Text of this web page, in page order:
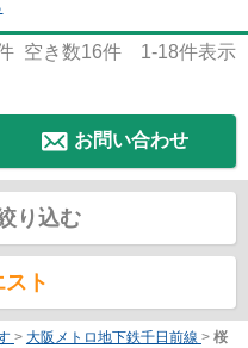
空き数16件 1-18件表示
お問い合わせ
り込む
ト
> 大阪メトロ地下鉄千日前線 > 桜